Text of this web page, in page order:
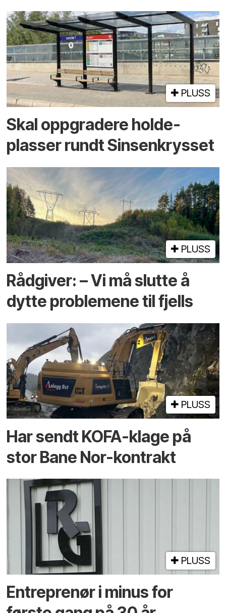
PLUSS
Skal oppgradere holde­
plasser rundt Sinsenkrysset
PLUSS
Rådgiver: – Vi må slutte å
dytte problemene til fjells
PLUSS
Har sendt KOFA-klage på
stor Bane Nor-kontrakt
PLUSS
Entreprenør i minus for